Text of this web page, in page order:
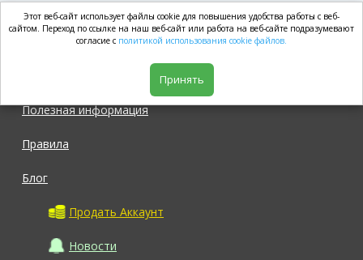
market.com
Полезная информация
Правила
Блог
Продать Аккаунт
Новости
Этот веб-сайт использует файлы cookie для повышения удобства работы с веб-
сайтом. Переход по ссылке на наш веб-сайт или работа на веб-сайте подразумевают
согласие с политикой использования cookie файлов.
Принять